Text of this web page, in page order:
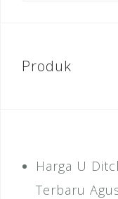
Produk
Harga U
Terbaru